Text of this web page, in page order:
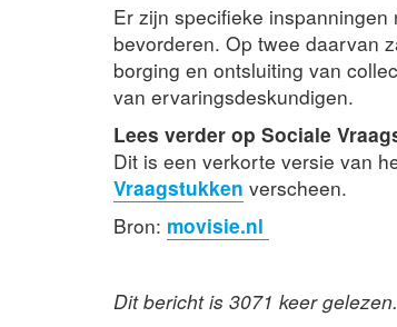
Er zijn specifieke
bevorderen. Op twee daarvan
borging en ontsluiting van
van ervaringsdeskundigen.
Lees verder op Sociale
Dit is een verkorte versie van
Vraagstukken verscheen.
Bron: movisie.nl
Dit bericht is 3071 keer gelezen.